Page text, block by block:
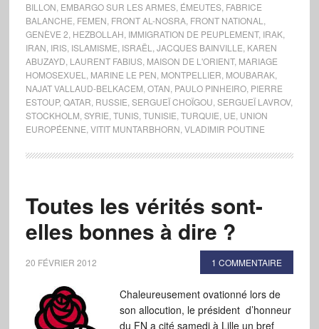
BILLON EMBARGO SUR LES ARMES, ÉMEUTES, FABRICE
BALANCHE FEMEN FRONT AL-NOSRA, FRONT NATIONAL
GENÈVE 2 HEZBOLLAH IMMIGRATION DE PEUPLEMENT, IRAK,
IRAN IRIS, ISLAMISME ISRAËL JACQUES BAINVILLE KAREN
ABUZAYD LAURENT FABIUS, MAISON DE L'ORIENT, MARIAGE
HOMOSEXUEL
MARINE LE PEN MONTPELLIER MOUBARAK,
NAJAT VALLAUD-BELKACEM OTAN PAULO PINHEIRO, PIERRE
ESTOUP, QATAR RUSSIE SERGUEÏ CHOÏGOU SERGUEÏ LAVROV,
STOCKHOLM SYRIE TUNIS, TUNISIE TURQUIE UE UNION
EUROPÉENNE VITIT MUNTARBHORN VLADIMIR POUTINE
Toutes les vérités sont-
elles bonnes à dire ?
20 FÉVRIER 2012 1 COMMENTAIRE
Chaleureusement ovationné lors de
son allocution, le président d’honneur
du FN a cité samedi à Lille un bref